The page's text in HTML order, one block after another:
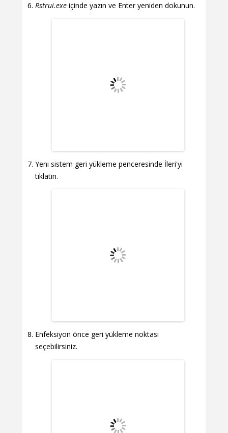
Rstrui.exe içinde yazın ve Enter yeniden dokunun.
Yeni sistem geri yükleme penceresinde İleri'yi
tıklatın.
Enfeksiyon önce geri yükleme noktası
seçebilirsiniz.